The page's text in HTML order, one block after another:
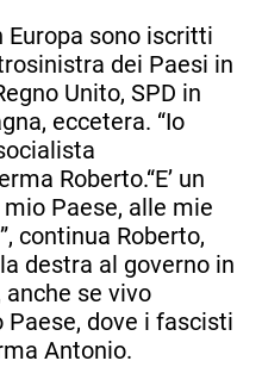
sono iscritti
dei Paesi in
Unito, SPD in
eccetera. “Io
Roberto.“E’ un
Paese, alle mie
continua Roberto,
destra al governo in
se vivo
Paese, dove i fascisti
Antonio.